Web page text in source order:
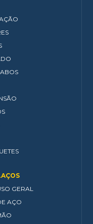
GERAL
AÇO